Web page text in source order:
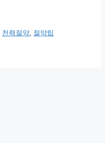
전력절약, 절약팁